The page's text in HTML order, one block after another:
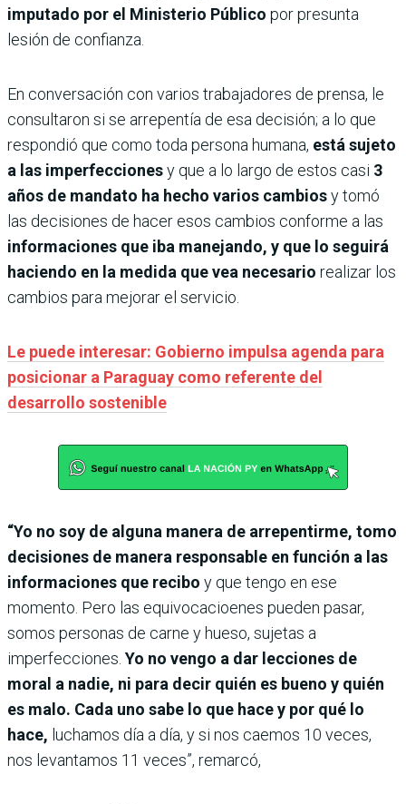
imputado por el Ministerio Público por presunta
lesión de confianza.
En conversación con varios trabajadores de prensa, le
consultaron si se arrepentía de esa decisión; a lo que
respondió que como toda persona humana, está sujeto
a las imperfeccionesy que a lo largo de estos casi 3
años de mandato ha hecho varios cambiosy tomó
las decisiones de hacer esos cambios conforme a las
informaciones que iba manejando, y que lo seguirá
haciendo en la medida que vea necesario realizar los
cambios para mejorar el servicio.
Le puede interesar: Gobierno impulsa agenda para
posicionar a Paraguay como referente del
desarrollo sostenible
“Yo no soy de alguna manera de arrepentirme, tomo
decisiones de manera responsable en función a las
informaciones que recibo y que tengo en ese
momento. Pero las equivocacioenes pueden pasar,
somos personas de carne y hueso, sujetas a
imperfecciones. Yo no vengo a dar lecciones de
moral a nadie, ni para decir quién es bueno y quién
es malo. Cada uno sabe lo que hace y por qué lo
hace, luchamos día a día, y si nos caemos 10 veces,
nos levantamos 11 veces”, remarcó,